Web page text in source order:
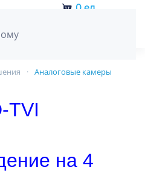
0 ед.
Аналоговые камеры
TVI
на 4